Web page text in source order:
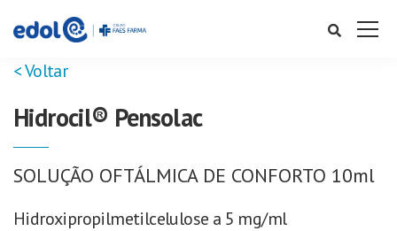
< Voltar
Hidrocil® Pensolac
SOLUÇÃO OFTÁLMICA DE CONFORTO 10ml
Hidroxipropilmetilcelulose a 5 mg/ml